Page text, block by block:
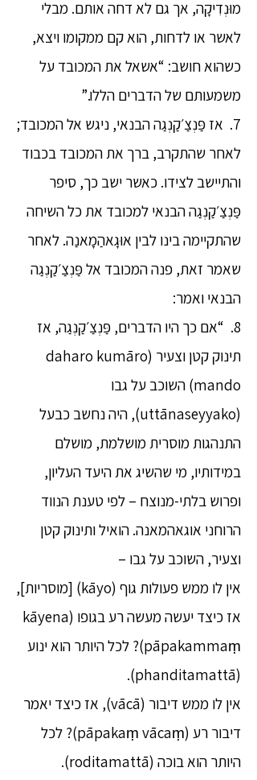
מוּנְדִיקָה, אך גם לא דחה אותם. מבלי
לאשר או לדחות, הוא קם ממקומו ויצא,
כשהוא חושב: “אשאל את המכובד על
משמעותם של הדברים הללו.”
7. אז פַּנְצַ׳קַנְגַה הבנאי, ניגש אל המכובד;
לאחר שהתקרב, ברך את המכובד בכבוד
והתיישב לצידו. כאשר ישב כך, סיפר
פַּנְצַ׳קַנְגַה הבנאי למכובד את כל השיחה
שהתקיימה בינו לבין אוּגָאהַמָאנַה. לאחר
שאמר זאת, פנה המכובד אל פַּנְצַ׳קַנְגַה
הבנאי ואמר:
8. “אם כך היו הדברים, פַּנְצַ׳קַנְגַה, אז
תינוק קטן וצעיר (daharo kumāro
mando) השוכב על גבו
(uttānaseyyako), היה נחשב כבעל
התנהגות מוסרית מושלמת, מושלם
במידותיו, מי שהשיג את היעד העליון,
ופרוש בלתי-מנוצח – לפי טענת הנווד
הרוחני אוגאהמאנה. הואיל ותינוק קטן
וצעיר, השוכב על גבו –
אין לו ממש פעולות גוף (kāyo) [מוסריות],
אז כיצד יעשה מעשה רע בגופו (kāyena
pāpakammaṃ)? לכל היותר הוא ינוע
(phanditamattā).
אין לו ממש דיבור (vācā), אז כיצד יאמר
דיבור רע (pāpakaṃ vācaṃ)? לכל
היותר הוא בוכה (roditamattā).